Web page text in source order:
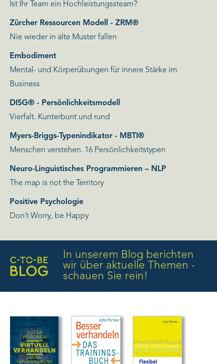
Ist Ihr Team ein Hochleistungssteam?
Zürcher Ressourcen Modell - ZRM®
Nie wieder in alte Muster fallen
Embodiment
Mental- und Körperübungen für innere Stärke im
Business
DISG® - Persönlichkeitsmodell
Vierfalt. Kunterbunt und rund
Myers-Briggs-Typenindikator - MBTI®
Menschen verstehen. 16 Persönlichkeitstypen
Neuro-Linguistisches Programmieren – NLP
The map is not the Territory
Positive Psychologie
Don’t Worry, be Happy
In unserem Blog berichten
wir über aktuelle Themen -
schauen Sie rein!